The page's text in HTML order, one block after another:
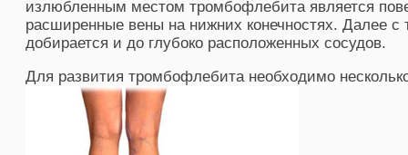
излюбленным местом тромбофлебита является
расширенные вены на нижних конечностях. Далее с
добирается и до глубоко расположенных сосудов.
Для развития тромбофлебита необходимо